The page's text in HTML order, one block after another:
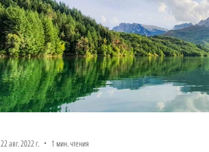
22 авг. 2022 г. 1 мин. чтения